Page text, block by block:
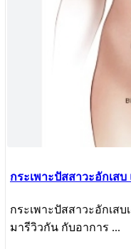
กระเพาะปัสสาวะอักเส
กระเพาะปัสสาวะอักเสบ
มารีวิวกัน กับอาการ ...